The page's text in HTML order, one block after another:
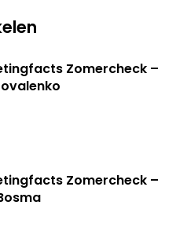
Zomercheck –
Zomercheck –